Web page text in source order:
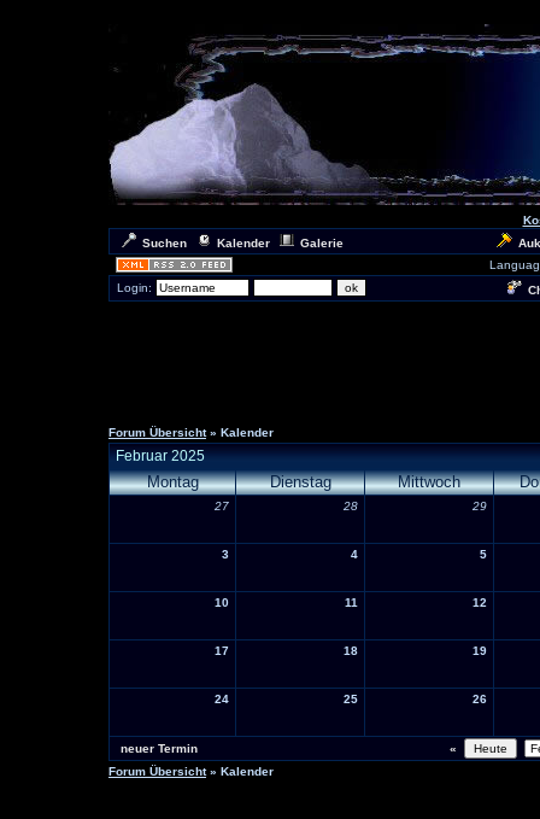
Suchen
Kalender Galerie
Login:
Forum Übersicht» Kalender
Februar 2025
Montag Dienstag Mittwoch
27 28 29
3 4 5
10 11 12
17 18 19
24 25 26
neuer Termin
«
Forum Übersicht» Kalender